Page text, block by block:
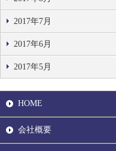
2017年7月
2017年6月
2017年5月
HOME
会社概要